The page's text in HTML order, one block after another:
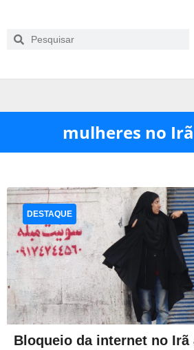
mulheres no Irã
Bloqueio da internet no Irã
DESTAQUE